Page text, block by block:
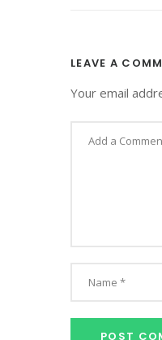
LEAVE A
Your email